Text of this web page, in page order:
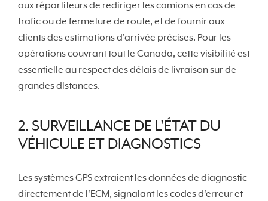
aux répartiteurs de rediriger les camions en cas de
trafic ou de fermeture de route, et de fournir aux
clients des estimations d'arrivée précises. Pour les
opérations couvrant tout le Canada, cette visibilité est
essentielle au respect des délais de livraison sur de
grandes distances.
2. SURVEILLANCE DE L'ÉTAT DU
VÉHICULE ET DIAGNOSTICS
Les systèmes GPS extraient les données de diagnostic
directement de l'ECM, signalant les codes d'erreur et